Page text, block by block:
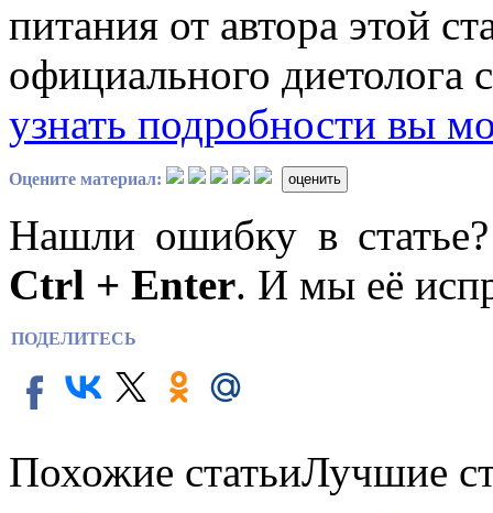
питания от автора этой
официального диетолога
узнать подробности вы
Оцените материал: оценить
Нашли ошибку в
Ctrl + Enter. И мы её
ПОДЕЛИТЕСЬ
Похожие статьиЛучшие